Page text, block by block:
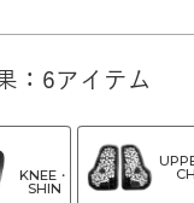
：6アイテム
KNEE・
SHIN